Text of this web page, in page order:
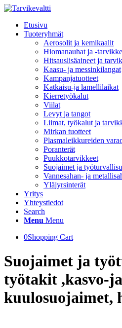
Etusivu
Tuoteryhmät
Aerosolit ja kemikaalit
Hiomanauhat ja -
Hitsauslisäaineet ja
Kaasu- ja messinkilangat
Kampanjatuotteet
Katkaisu-ja lamellilaikat
Kierretyökalut
Viilat
Levyt ja tangot
Liimat, työkalut ja
Mirkan tuotteet
Plasmaleikkureiden
Poranterät
Puukkotarvikkeet
Suojaimet ja
Vannesahan- ja
Yläjyrsinterät
Yritys
Yhteystiedot
Search
Menu Menu
0Shopping Cart
Suojaimet ja
työtakit ,kasvo-ja
kuulosuojaimet,